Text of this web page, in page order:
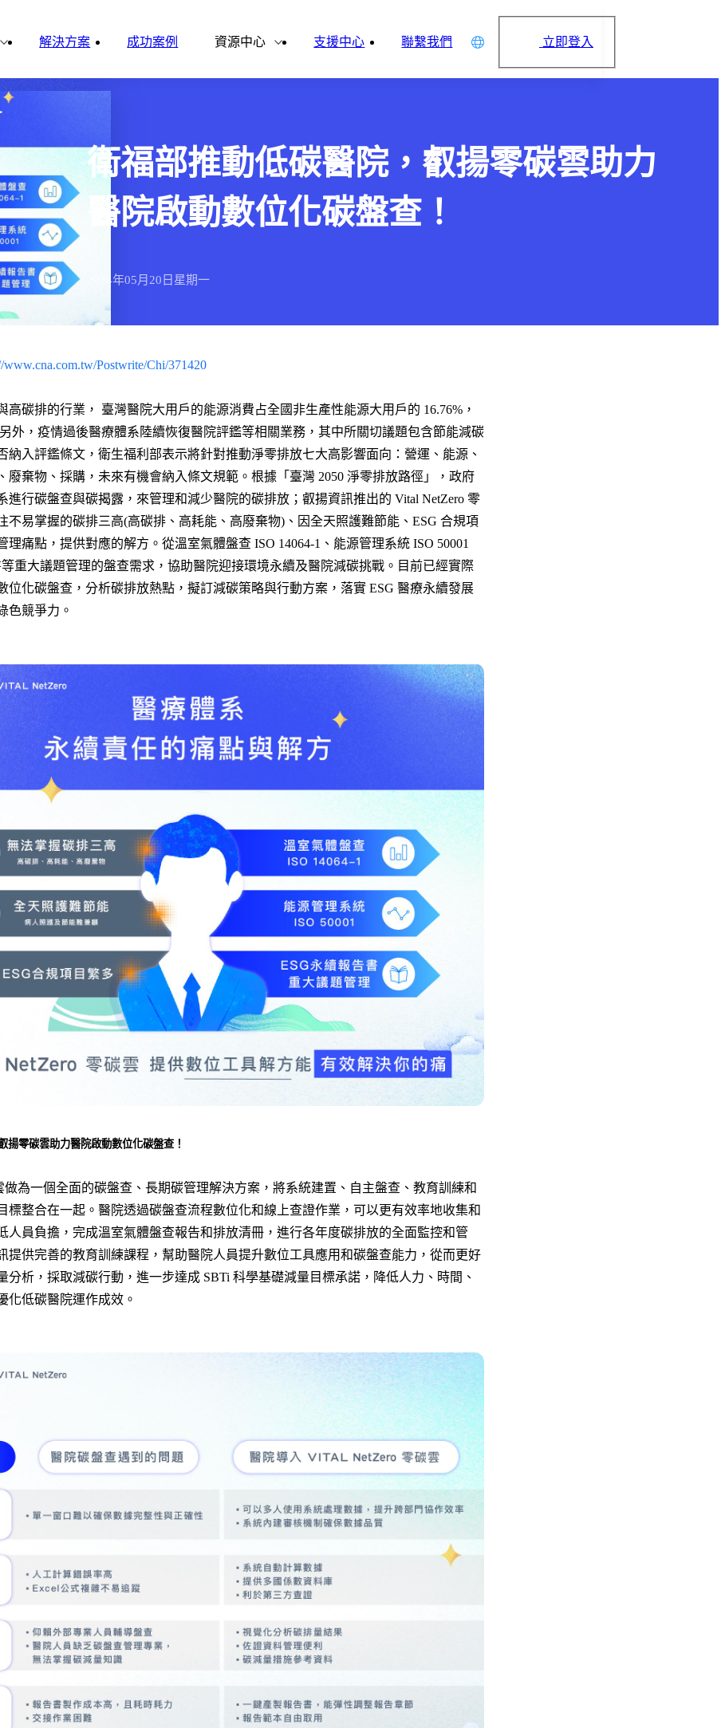
Vital HCM
解決方案 成功案例 資源中心雲企誌 支援中心 聯繫我們
日本語
简体中文
立即登入
衛福部推動低碳醫院，叡揚零碳雲助力
醫院啟動數位化碳盤查！
2024年05月 20日 星期一
www.cna.com.tw/Postwrite/Chi/371420
高碳排的行業， 臺灣醫院大用戶的能源消費占全國非生產性能源大用戶的 16.76%，
外，疫情過後醫療體系陸續恢復醫院評鑑等相關業務，其中所關切議題包含節能減碳
納入評鑑條文，衛生福利部表示將針對推動淨零排放七大高影響面向：營運、能源、
廢棄物、採購，未來有機會納入條文規範。根據「臺灣 2050 淨零排放路徑」，政府
進行碳盤查與碳揭露，來管理和減少醫院的碳排放；叡揚資訊推出的 Vital NetZero 零
不易掌握的碳排三高(高碳排、高耗能、高廢棄物)、因全天照護難節能、ESG 合規項
理痛點，提供對應的解方。從溫室氣體盤查 ISO 14064-1、能源管理系統 ISO 50001
重大議題管理的盤查需求，協助醫院迎接環境永續及醫院減碳挑戰。目前已經實際
位化碳盤查，分析碳排放熱點，擬訂減碳策略與行動方案，落實 ESG 醫療永續發展
色競爭力。
揚零碳雲助力醫院啟動數位化碳盤查！
做為一個全面的碳盤查、長期碳管理解決方案，將系統建置、自主盤查、教育訓練和
標整合在一起。醫院透過碳盤查流程數位化和線上查證作業，可以更有效率地收集和
人員負擔，完成溫室氣體盤查報告和排放清冊，進行各年度碳排放的全面監控和管
提供完善的教育訓練課程，幫助醫院人員提升數位工具應用和碳盤查能力，從而更好
分析，採取減碳行動，進一步達成 SBTi 科學基礎減量目標承諾，降低人力、時間、
化低碳醫院運作成效。